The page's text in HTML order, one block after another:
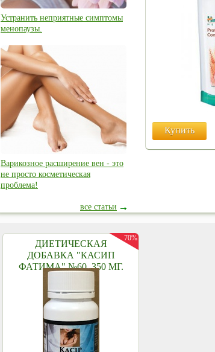
Купить
Устранить неприятные симптомы
менопаузы.
Варикозное расширение вен - это
не просто косметическая
проблема!
все статьи
ДИЕТИЧЕСКАЯ
ДОБАВКА "КАСИП
ФАТИМА" №60, 350 МГ.
70%